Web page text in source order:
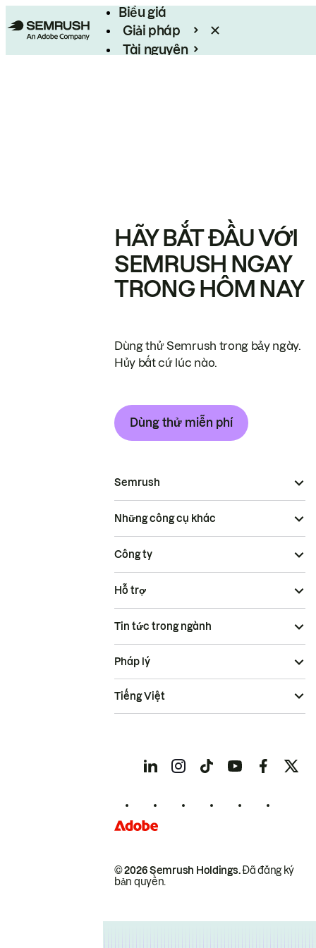
Biểu giá
Giải pháp
Tài nguyên
HÃY BẮT ĐẦU VỚI
SEMRUSH NGAY
TRONG HÔM NAY
Dùng thử Semrush trong bảy ngày.
Hủy bất cứ lúc nào.
Dùng thử miễn phí
Semrush
Những công cụ khác
Công ty
Hỗ trợ
Tin tức trong ngành
© 2026 Semrush Holdings.Đã đăng ký
bản quyền.
Pháp lý
Tiếng Việt